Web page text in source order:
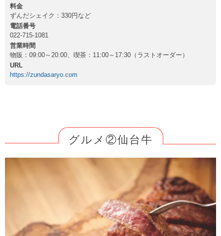
料金
ずんだシェイク：330円など
電話番号
022-715-1081
営業時間
物販：09:00～20:00、喫茶：11:00～17:30（ラストオーダー）
URL
https://zundasaryo.com
グルメ②仙台牛